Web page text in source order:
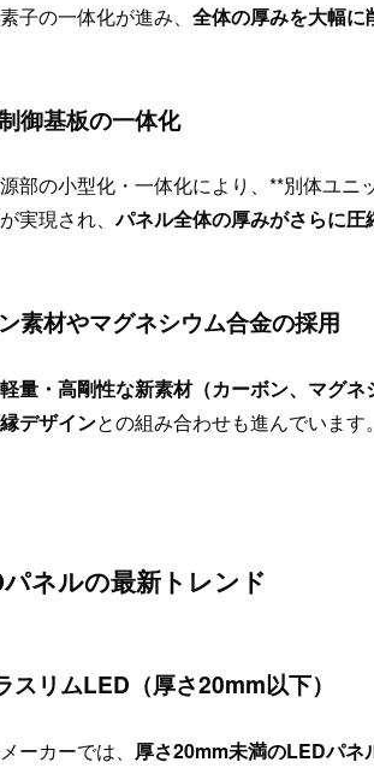
子の一体化が進み、 全体の厚みを大幅に
御基板の一体化
部の小型化・一体化により、**別体ユニ
実現され、パネル全体の厚みがさらに圧
素材やマグネシウム合金の採用
軽量・高剛性な新素材（カーボン、マグ
デザインとの組み合わせも進んでいます。
ネルの最新トレンド
スリムLED（厚さ20mm以下）
ーカーでは、 厚さ20mm未満のLEDパネ